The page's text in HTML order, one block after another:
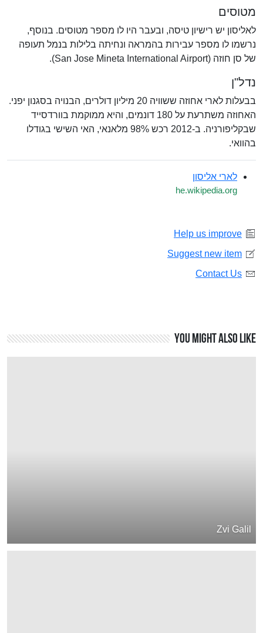
מטוסים
לאליסון יש רישיון טיסה, ובעבר היו לו מספר מטוסים. בנוסף,
נרשמו לו מספר עבירות בהמראה ונחיתה בלילות בנמל תעופה
של סן חוזה (San Jose Mineta International Airport).
נדל"ן
בבעלות לארי אחוזה ששוויה 20 מיליון דולרים, הבנויה בסגנון יפני.
האחוזה משתרעת על 180 דונמים, והיא ממוקמת בוורדסייד
שבקליפורניה. ב-2012 רכש 98% מלאנאי, האי השישי בגודלו
בהוואי.
לארי אליסון
he.wikipedia.org
Help us improve
Suggest new item
Contact Us
You might also like
Zvi Galil